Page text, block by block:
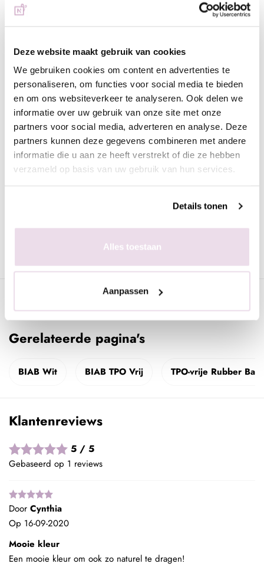
Deze website maakt gebruik van cookies
We gebruiken cookies om content en advertenties te
personaliseren, om functies voor social media te bieden
en om ons websiteverkeer te analyseren. Ook delen we
informatie over uw gebruik van onze site met onze
partners voor social media, adverteren en analyse. Deze
partners kunnen deze gegevens combineren met andere
informatie die u aan ze heeft verstrekt of die ze hebben
verzameld op basis van uw gebruik van hun services.
Details tonen
Alles toestaan
Aanpassen
waardoor je een mooie bolling realiseert.
Verwijder dode huidcellen bij de nagelriemen;
Verwijder de glanslaag van de natuurlijke nagel;
Verwijder het stof en bereid de nagel voor door de
nagelplaat schoon te maken met magic prep;
Breng de ulrabond aan;
Breng de Rubber Base Gel aan en hard deze uit;
Breng vervolgens nog een 2e laagje aan en hard deze
uit;
Breng de topcoat aan en hard deze uit.
biab, fibergel, nextgel en buildergel. Dan gebruik je maar 1
laag rubberbasegel en kun je daarna het gewenste product
Gerelateerde pagina's
BIAB Wit BIAB TPO Vrij TPO-vrije Rubber
Klantenreviews
5 / 5
Gebaseerd op 1 reviews
Door Cynthia
Op 16-09-2020
Mooie kleur
Een mooie kleur om ook zo naturel te dragen!